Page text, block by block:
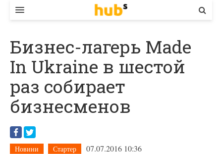
ЕКОНОМІКА
БІЗНЕС
СТАРТЕР
КОНТАКТИ
Бизнес-лагерь Made
In Ukraine в шестой
раз собирает
бизнесменов
Новини Стартер 07.07.2016 10:36